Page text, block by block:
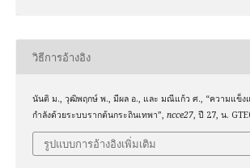
วิธีการอ้างอิง
นันติ ม., วุฒิพฤกษ์ พ., มีผล อ., และ มณีแก้ว ศ., “ความแข็งแ
กำลังด้วยระบบรากต้นกระถินเทพา”, ncce27, ปี 27, น.
รูปแบบการอ้างอิงเพิ่มเติม